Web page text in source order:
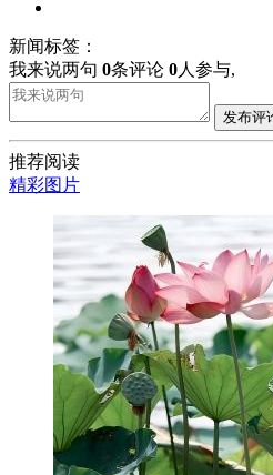
新闻标签：
我来说两句 0条评论 0人参与,
发布评
推荐阅读